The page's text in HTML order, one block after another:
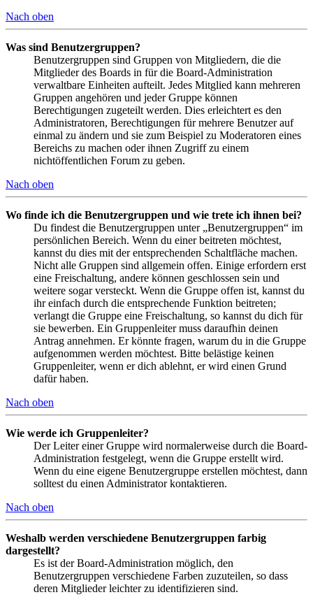
Nach oben
Was sind Benutzergruppen?
Benutzergruppen sind Gruppen von Mitgliedern, die die
Mitglieder des Boards in für die Board-Administration
verwaltbare Einheiten aufteilt. Jedes Mitglied kann mehreren
Gruppen angehören und jeder Gruppe können
Berechtigungen zugeteilt werden. Dies erleichtert es den
Administratoren, Berechtigungen für mehrere Benutzer auf
einmal zu ändern und sie zum Beispiel zu Moderatoren eines
Bereichs zu machen oder ihnen Zugriff zu einem
nichtöffentlichen Forum zu geben.
Nach oben
Wo finde ich die Benutzergruppen und wie trete ich ihnen bei?
Du findest die Benutzergruppen unter „Benutzergruppen“ im
persönlichen Bereich. Wenn du einer beitreten möchtest,
kannst du dies mit der entsprechenden Schaltfläche machen.
Nicht alle Gruppen sind allgemein offen. Einige erfordern erst
eine Freischaltung, andere können geschlossen sein und
weitere sogar versteckt. Wenn die Gruppe offen ist, kannst du
ihr einfach durch die entsprechende Funktion beitreten;
verlangt die Gruppe eine Freischaltung, so kannst du dich für
sie bewerben. Ein Gruppenleiter muss daraufhin deinen
Antrag annehmen. Er könnte fragen, warum du in die Gruppe
aufgenommen werden möchtest. Bitte belästige keinen
Gruppenleiter, wenn er dich ablehnt, er wird einen Grund
dafür haben.
Nach oben
Wie werde ich Gruppenleiter?
Der Leiter einer Gruppe wird normalerweise durch die Board-
Administration festgelegt, wenn die Gruppe erstellt wird.
Wenn du eine eigene Benutzergruppe erstellen möchtest, dann
solltest du einen Administrator kontaktieren.
Nach oben
Weshalb werden verschiedene Benutzergruppen farbig
dargestellt?
Es ist der Board-Administration möglich, den
Benutzergruppen verschiedene Farben zuzuteilen, so dass
deren Mitglieder leichter zu identifizieren sind.